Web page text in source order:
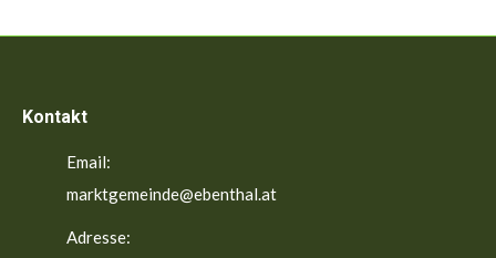
Kontakt
Email:
marktgemeinde@ebenthal.at
Adresse: